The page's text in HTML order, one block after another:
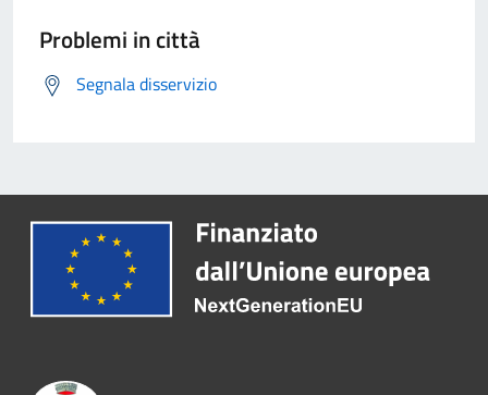
Problemi in città
Segnala disservizio